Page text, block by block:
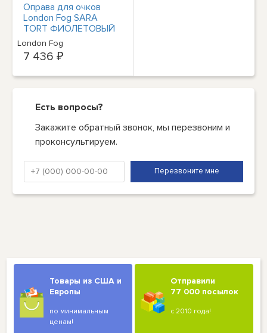
Оправа для очков
London Fog SARA
TORT ФИОЛЕТОВЫЙ
кошачий глаз в полной
оправе 51-15-140
London Fog
7 436 ₽
Есть вопросы?
Закажите обратный звонок, мы перезвоним и
проконсультируем.
Товары из США и
Европы
по минимальным
ценам!
Отправили
77 000 посылок
с 2010 года!